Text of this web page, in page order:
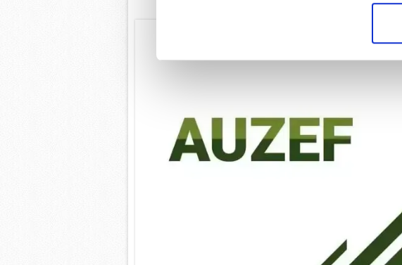
Her halükârda, kullanıcılar, bu çerezlere izin
Sizlere daha iyi bir hizmet sunabilmek için
çerezler vasıtasıyla çeşitli kişisel verileriniz
amacıyla kullanılmaktadır. Diğer çerezler,
reklam/pazarlama faaliyetlerinin yapılması,
Çerezlere ilişkin tercihlerinizi aşağıda yer alan
Çerez Bilgilendirme
6698 sayılı Kişisel Verilerin Korunması
mevzuata uygun olarak kullanılan çerezlerle